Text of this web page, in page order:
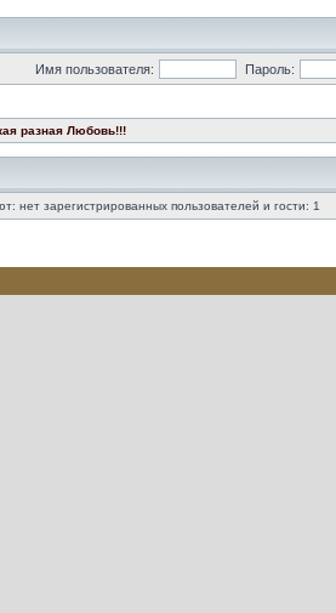
Имя пользователя: Пароль:
разная Любовь!!!
нет зарегистрированных пользователей и гости: 1